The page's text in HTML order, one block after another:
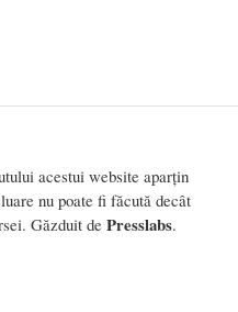
acestui website aparțin
nu poate fi făcută decât
Găzduit de Presslabs.